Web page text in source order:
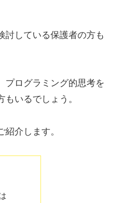
討している保護者の方も
プログラミング的思考を
いるでしょう。
紹介します。